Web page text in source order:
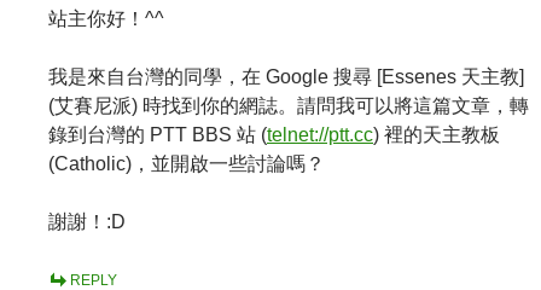
站主你好！^^
我是來自台灣的同學，在 Google 搜尋 [Essenes 天主教]
(艾賽尼派) 時找到你的網誌。請問我可以將這篇文章，轉
錄到台灣的 PTT BBS 站 (telnet://ptt.cc) 裡的天主教板
(Catholic)，並開啟一些討論嗎？
謝謝！:D
REPLY